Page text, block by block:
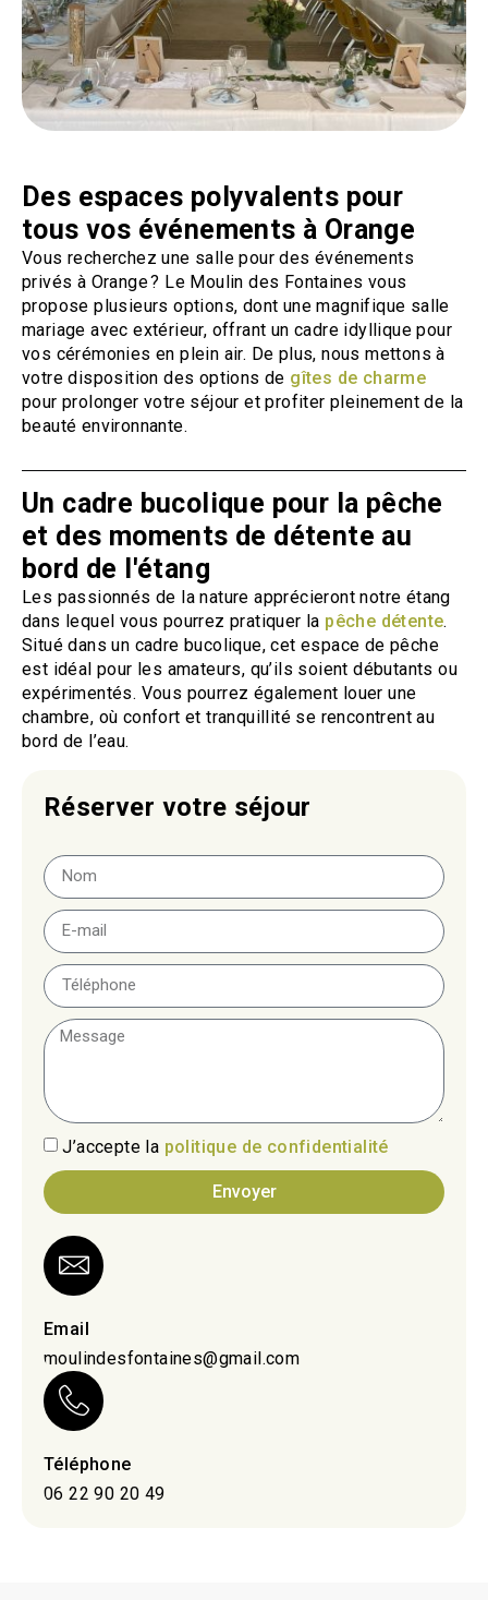
Des espaces polyvalents pour
tous vos événements à Orange
Vous recherchez une salle pour des événements
privés à Orange ? Le Moulin des Fontaines vous
propose plusieurs options, dont une magnifique salle
mariage avec extérieur, offrant un cadre idyllique pour
vos cérémonies en plein air. De plus, nous mettons à
votre disposition des options de gîtes de charme
pour prolonger votre séjour et profiter pleinement de la
beauté environnante.
Un cadre bucolique pour la pêche
et des moments de détente au
bord de l'étang
Les passionnés de la nature apprécieront notre étang
dans lequel vous pourrez pratiquer la pêche détente.
Situé dans un cadre bucolique, cet espace de pêche
est idéal pour les amateurs, qu’ils soient débutants ou
expérimentés. Vous pourrez également louer une
chambre, où confort et tranquillité se rencontrent au
bord de l’eau.
Réserver votre séjour
J’accepte la politique de confidentialité
Envoyer
Email
moulindesfontaines@gmail.com
Téléphone
06 22 90 20 49